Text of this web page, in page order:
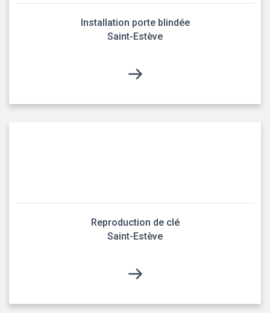
Installation porte blindée
Saint-Estève
Reproduction de clé
Saint-Estève